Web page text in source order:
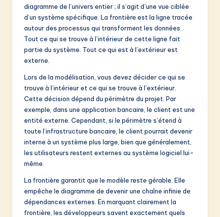
diagramme de l’univers entier ; il s’agit d’une vue ciblée
d’un système spécifique. La frontière est la ligne tracée
autour des processus qui transforment les données.
Tout ce qui se trouve à l’intérieur de cette ligne fait
partie du système. Tout ce qui est à l’extérieur est
externe.
Lors de la modélisation, vous devez décider ce qui se
trouve à l’intérieur et ce qui se trouve à l’extérieur.
Cette décision dépend du périmètre du projet. Par
exemple, dans une application bancaire, le client est une
entité externe. Cependant, si le périmètre s’étend à
toute l’infrastructure bancaire, le client pourrait devenir
interne à un système plus large, bien que généralement,
les utilisateurs restent externes au système logiciel lui-
même.
La frontière garantit que le modèle reste gérable. Elle
empêche le diagramme de devenir une chaîne infinie de
dépendances externes. En marquant clairement la
frontière, les développeurs savent exactement quels